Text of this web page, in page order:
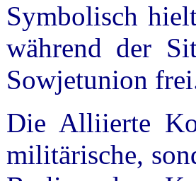
Symbolisch
während der
Sowjetunion
Die Alliierte
militärische,